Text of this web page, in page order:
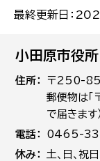
最終更新日：
小田原市役所
住所
〒250-
郵便物は
で届きます
電話
0465-33-
休み
土､日､祝